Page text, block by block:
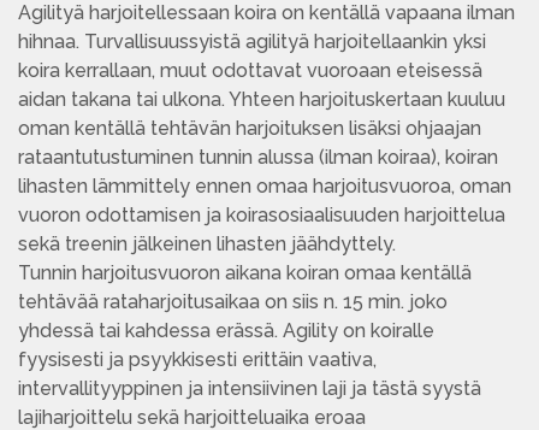
Agilityä harjoitellessaan koira on kentällä vapaana ilman
hihnaa. Turvallisuussyistä agilityä harjoitellaankin yksi
koira kerrallaan, muut odottavat vuoroaan eteisessä
aidan takana tai ulkona. Yhteen harjoituskertaan kuuluu
oman kentällä tehtävän harjoituksen lisäksi ohjaajan
rataantutustuminen tunnin alussa (ilman koiraa), koiran
lihasten lämmittely ennen omaa harjoitusvuoroa, oman
vuoron odottamisen ja koirasosiaalisuuden harjoittelua
sekä treenin jälkeinen lihasten jäähdyttely.
Tunnin harjoitusvuoron aikana koiran omaa kentällä
tehtävää rataharjoitusaikaa on siis n. 15 min. joko
yhdessä tai kahdessa erässä. Agility on koiralle
fyysisesti ja psyykkisesti erittäin vaativa,
intervallityyppinen ja intensiivinen laji ja tästä syystä
lajiharjoittelu sekä harjoitteluaika eroaa